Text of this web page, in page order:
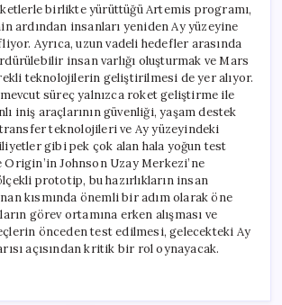
birlikte yürüttüğü Artemis programı,
ardından insanları yeniden Ay yüzeyine
Ayrıca, uzun vadeli hedefler arasında
insan varlığı oluşturmak ve Mars
teknolojilerin geliştirilmesi de yer alıyor.
süreç yalnızca roket geliştirme ile
iniş araçlarının güvenliği, yaşam destek
teknolojileri ve Ay yüzeyindeki
gibi pek çok alan hala yoğun test
Origin’in Johnson Uzay Merkezi’ne
prototip, bu hazırlıkların insan
kısmında önemli bir adım olarak öne
görev ortamına erken alışması ve
önceden test edilmesi, gelecekteki Ay
açısından kritik bir rol oynayacak.